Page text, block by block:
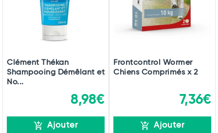
Clément Thékan
Shampooing Démêlant et
No...
8,98€
Ajouter
Frontcontrol Wormer
Chiens Comprimés x 2
7,36€
Ajouter